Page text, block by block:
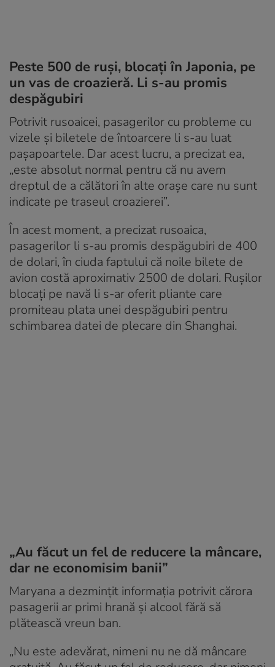
Peste 500 de ruși, blocați în Japonia, pe
un vas de croazieră. Li s-au promis
despăgubiri
Potrivit rusoaicei, pasagerilor cu probleme cu
vizele și biletele de întoarcere li s-au luat
pașapoartele. Dar acest lucru, a precizat ea,
„este absolut normal pentru că nu avem
dreptul de a călători în alte orașe care nu sunt
indicate pe traseul croazierei”.
În acest moment, a precizat rusoaica,
pasagerilor li s-au promis despăgubiri de 400
de dolari, în ciuda faptului că noile bilete de
avion costă aproximativ 2500 de dolari. Rușilor
blocați pe navă li s-ar oferit pliante care
promiteau plata unei despăgubiri pentru
schimbarea datei de plecare din Shanghai.
„Au făcut un fel de reducere la mâncare,
dar ne economisim banii”
Maryana a dezmințit informația potrivit cărora
pasagerii ar primi hrană și alcool fără să
plătească vreun ban.
„Nu este adevărat, nimeni nu ne dă mâncare